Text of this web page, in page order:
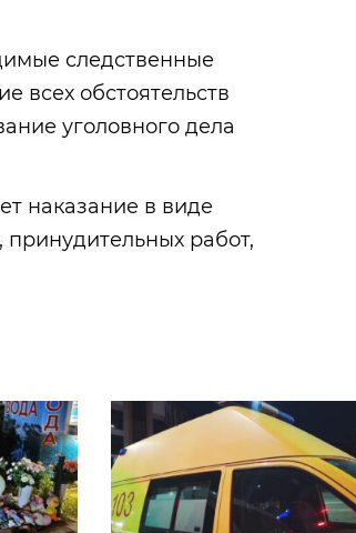
следственные
всех обстоятельств
уголовного дела
наказание в виде
работ,